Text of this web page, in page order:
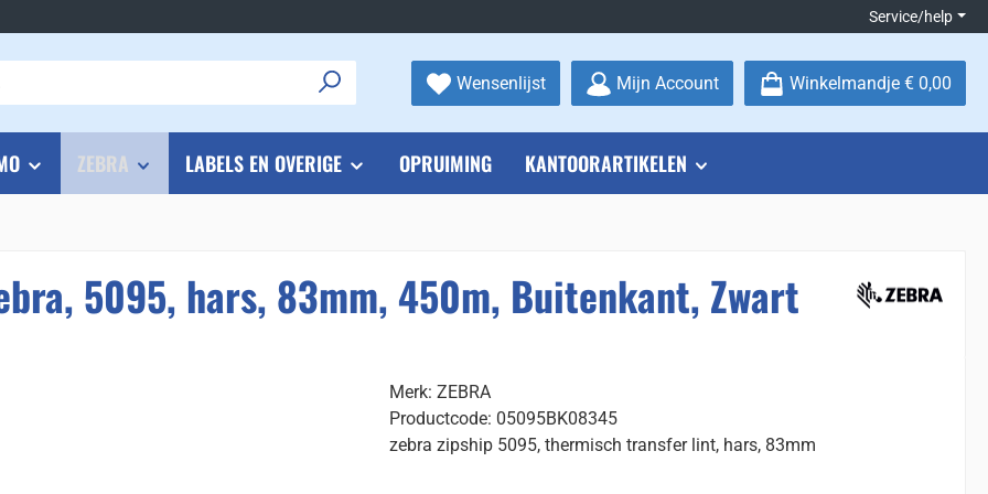
Service/help
WensenlijstJe hebt 0 items op je verlanglijstje
Mijn Account Winkelmandje € 0,00
ZEBRA LABELS EN OVERIGE OPRUIMING KANTOORARTIKELEN
5095, hars, 83mm, 450m, Buitenkant, Zwart
Merk: ZEBRA
Productcode: 05095BK08345
zebra zipship 5095, thermisch transfer lint, hars, 83mm